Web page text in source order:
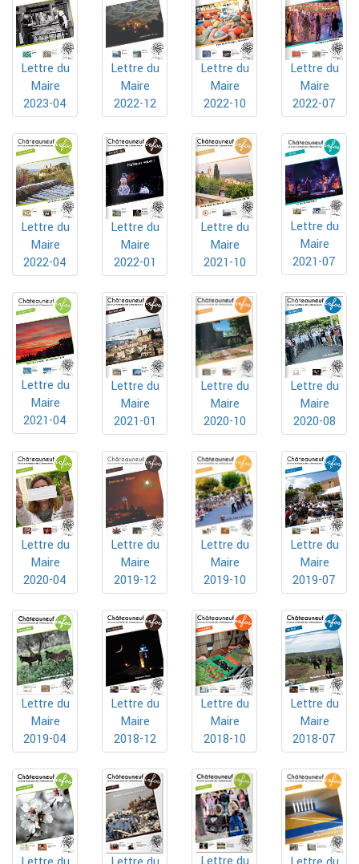
Lettre du
Maire
2023-04
Lettre du
Maire
2022-12
Lettre du
Maire
2022-10
Lettre du
Maire
2022-07
Lettre du
Maire
2022-04
Lettre du
Maire
2022-01
Lettre du
Maire
2021-10
Lettre du
Maire
2021-07
Lettre du
Maire
2021-04
Lettre du
Maire
2021-01
Lettre du
Maire
2020-10
Lettre du
Maire
2020-08
Lettre du
Maire
2020-04
Lettre du
Maire
2019-12
Lettre du
Maire
2019-10
Lettre du
Maire
2019-07
Lettre du
Maire
2019-04
Lettre du
Maire
2018-12
Lettre du
Maire
2018-10
Lettre du
Maire
2018-07